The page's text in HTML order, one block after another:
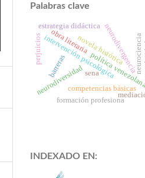
Palabras clave
intervención psicológica
políticaneurodivergencia
neurodiversidadcompetencias básicas
neurociencia
estrategia didáctica
novela histórica
obra literaria
formación profesiona
sena
barreras
perjuicios
INDEXADO EN: